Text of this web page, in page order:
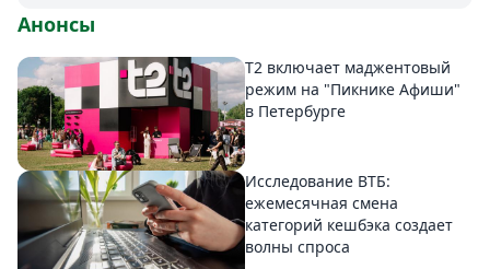
Анонсы
Т2 включает маджентовый
режим на "Пикнике Афиши"
в Петербурге
Исследование ВТБ:
ежемесячная смена
категорий кешбэка создает
волны спроса